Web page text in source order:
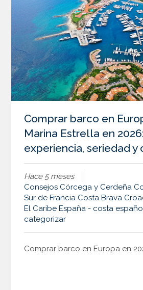
Comprar barco en
Marina Estrella en 2026:
experiencia, seriedad y
Hace 5 meses
Consejos Córcega y Cerdeña
Sur de Francia Costa Brava
El Caribe España - costa
categorizar
Comprar barco en Europa en